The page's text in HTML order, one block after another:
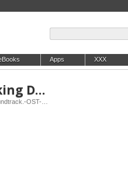
Apps XXX
Daniel Wohl And Morgan Kibby - Tales Of Walking Dead (Original Television Series So